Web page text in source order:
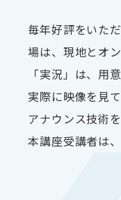
毎年好評をいた
場は、現地とオ
「実況」は、用
実際に映像を見
アナウンス技術
本講座受講者は